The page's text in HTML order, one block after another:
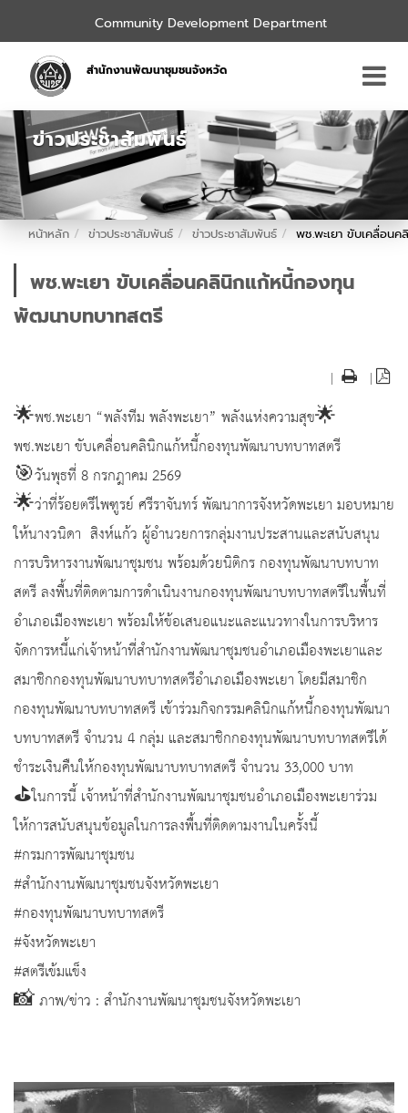
Community Development Department
สำนักงานพัฒนาชุมชนจังหวัด
ข่าวประชาสัมพันธ์
หน้าหลัก ข่าวประชาสัมพันธ์ ข่าวประชาสัมพันธ์ พช.พะเยา ขับเคลื่อน
พช.พะเยา ขับเคลื่อนคลินิกแก้หนี้กองทุน
พัฒนาบทบาทสตรี
| |
🌟พช.พะเยา “พลังทีม พลังพะเยา” พลังแห่งความสุข🌟
พช.พะเยา ขับเคลื่อนคลินิกแก้หนี้กองทุนพัฒนาบทบาทสตรี
🎯วันพุธที่ 8 กรกฎาคม 2569
🌟ว่าที่ร้อยตรีไพฑูรย์ ศรีราจันทร์ พัฒนาการจังหวัดพะเยา มอบหมาย
ให้นางวนิดา สิงห์แก้ว ผู้อำนวยการกลุ่มงานประสานและสนับสนุน
การบริหารงานพัฒนาชุมชน พร้อมด้วยนิติกร กองทุนพัฒนาบทบาท
สตรี ลงพื้นที่ติดตามการดำเนินงานกองทุนพัฒนาบทบาทสตรีในพื้นที่
อำเภอเมืองพะเยา พร้อมให้ข้อเสนอแนะและแนวทางในการบริหาร
จัดการหนี้แก่เจ้าหน้าที่สำนักงานพัฒนาชุมชนอำเภอเมืองพะเยาและ
สมาชิกกองทุนพัฒนาบทบาทสตรีอำเภอเมืองพะเยา โดยมีสมาชิก
กองทุนพัฒนาบทบาทสตรี เข้าร่วมกิจกรรมคลินิกแก้หนี้กองทุนพัฒนา
บทบาทสตรี จำนวน 4 กลุ่ม และสมาชิกกองทุนพัฒนาบทบาทสตรีได้
ชำระเงินคืนให้กองทุนพัฒนาบทบาทสตรี จำนวน 33,000 บาท
⛳️ในการนี้ เจ้าหน้าที่สำนักงานพัฒนาชุมชนอำเภอเมืองพะเยาร่วม
ให้การสนับสนุนข้อมูลในการลงพื้นที่ติดตามงานในครั้งนี้
#กรมการพัฒนาชุมชน
#สำนักงานพัฒนาชุมชนจังหวัดพะเยา
#กองทุนพัฒนาบทบาทสตรี
#จังหวัดพะเยา
#สตรีเข้มแข็ง
📸 ภาพ/ข่าว : สำนักงานพัฒนาชุมชนจังหวัดพะเยา